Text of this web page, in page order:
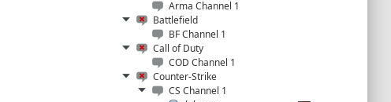
Arma Channel 1
Battlefield
BF Channel 1
Call of Duty
COD Channel 1
Counter-Strike
CS Channel 1